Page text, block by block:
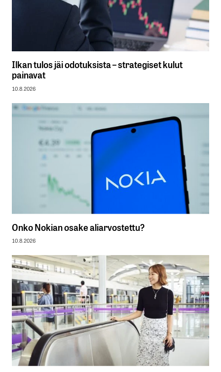
Ilkan tulos jäi odotuksista – strategiset kulut
painavat
10.8.2026
Onko Nokian osake aliarvostettu?
10.8.2026